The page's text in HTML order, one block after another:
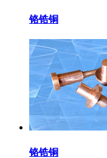
铬锆铜
铬锆铜